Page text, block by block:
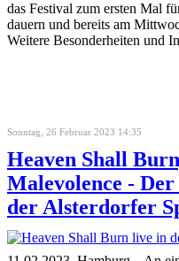
das Festival zum ersten Mal
dauern und bereits am
Weitere Besonderheiten und
Sonntag, 26 Februar 2023 14:35
Heaven Shall
Malevolence -
der Alsterdorfer